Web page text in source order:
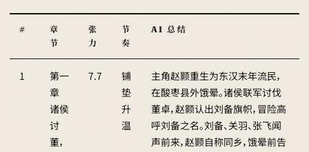
#
章
节
张
力
节
奏
AI 总结
1
第一
章
诸侯
讨
董，
7.7
铺
垫
升
温
主角赵颢重生为东汉末年流民，
在酸枣县外饿晕。诸侯联军讨伐
董卓，赵颢认出刘备旗帜，冒险高
呼刘备之名。刘备、关羽、张飞闻
声前来，赵颢自称同乡，饿晕前告